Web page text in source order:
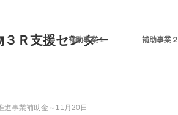
補助事業１ 補助事業２
事業補助金～11月20日